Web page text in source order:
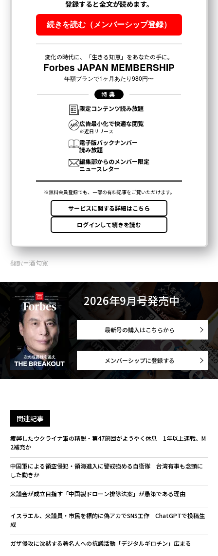
翻訳＝酒匂寛
2026年9月号発売中
最新号の購入はこちらから
メンバーシップに登録する
関連記事
疲弊したウクライナ軍の精鋭・第47旅団がようやく休息 1年以上連戦、M
2補充か
中国軍による領空侵犯・領海進入に警戒強める自衛隊 台湾有事も念頭に
した動きか
米議会が成立目指す「中国製ドローン排除法案」が愚策である理由
イスラエル、米議員・市民を標的に偽アカでSNS工作 ChatGPTで投稿生
成
ガザ侵攻に沈黙する著名人への抗議活動「デジタルギロチン」広まる